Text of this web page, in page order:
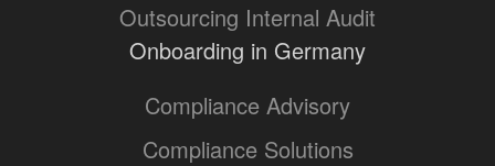
Outsourcing Internal Audit
Onboarding in Germany
Compliance Advisory
Compliance Solutions